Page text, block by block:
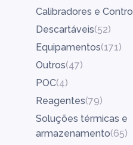
Calibradores e
Descartáveis(52)
Equipamentos(171)
Outros(47)
POC(4)
Reagentes(79)
Soluções térmicas e
armazenamento(65)